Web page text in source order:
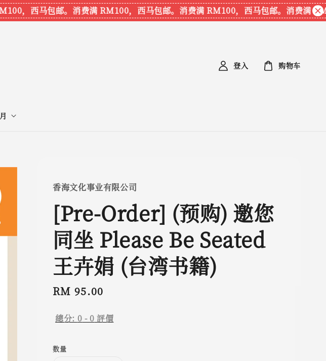
，西马包邮。消费满 RM100，西马包邮。消费满 RM100，西马包邮。消费满
登入 购物车
香海文化事业有限公司
[Pre-Order] (预购) 邀您
同坐 Please Be Seated
王卉娟 (台湾书籍)
Regular
RM 95.00
總分: 0 -0 評價
数量